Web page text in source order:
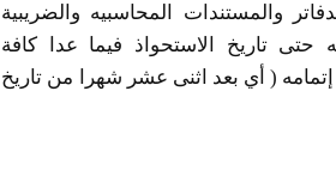
والمستندات المحاسبيه والضريبية
تاريخ الاستحواذ فيما عدا كافة
( أي بعد اثنى عشر شهرا من تاريخ